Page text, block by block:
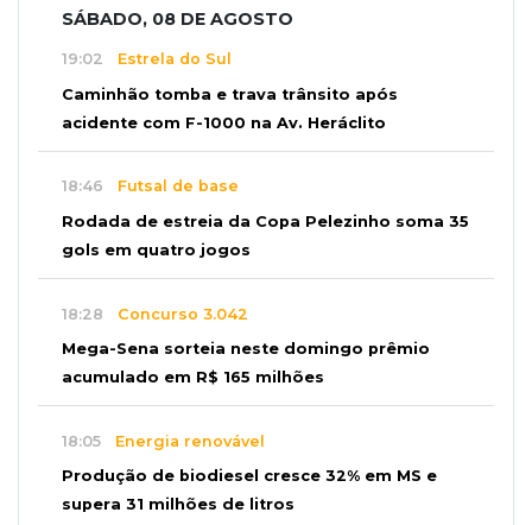
SÁBADO, 08 DE AGOSTO
19:02 Estrela do Sul
Caminhão tomba e trava trânsito após
acidente com F-1000 na Av. Heráclito
18:46 Futsal de base
Rodada de estreia da Copa Pelezinho soma 35
gols em quatro jogos
18:28 Concurso 3.042
Mega-Sena sorteia neste domingo prêmio
acumulado em R$ 165 milhões
18:05 Energia renovável
Produção de biodiesel cresce 32% em MS e
supera 31 milhões de litros